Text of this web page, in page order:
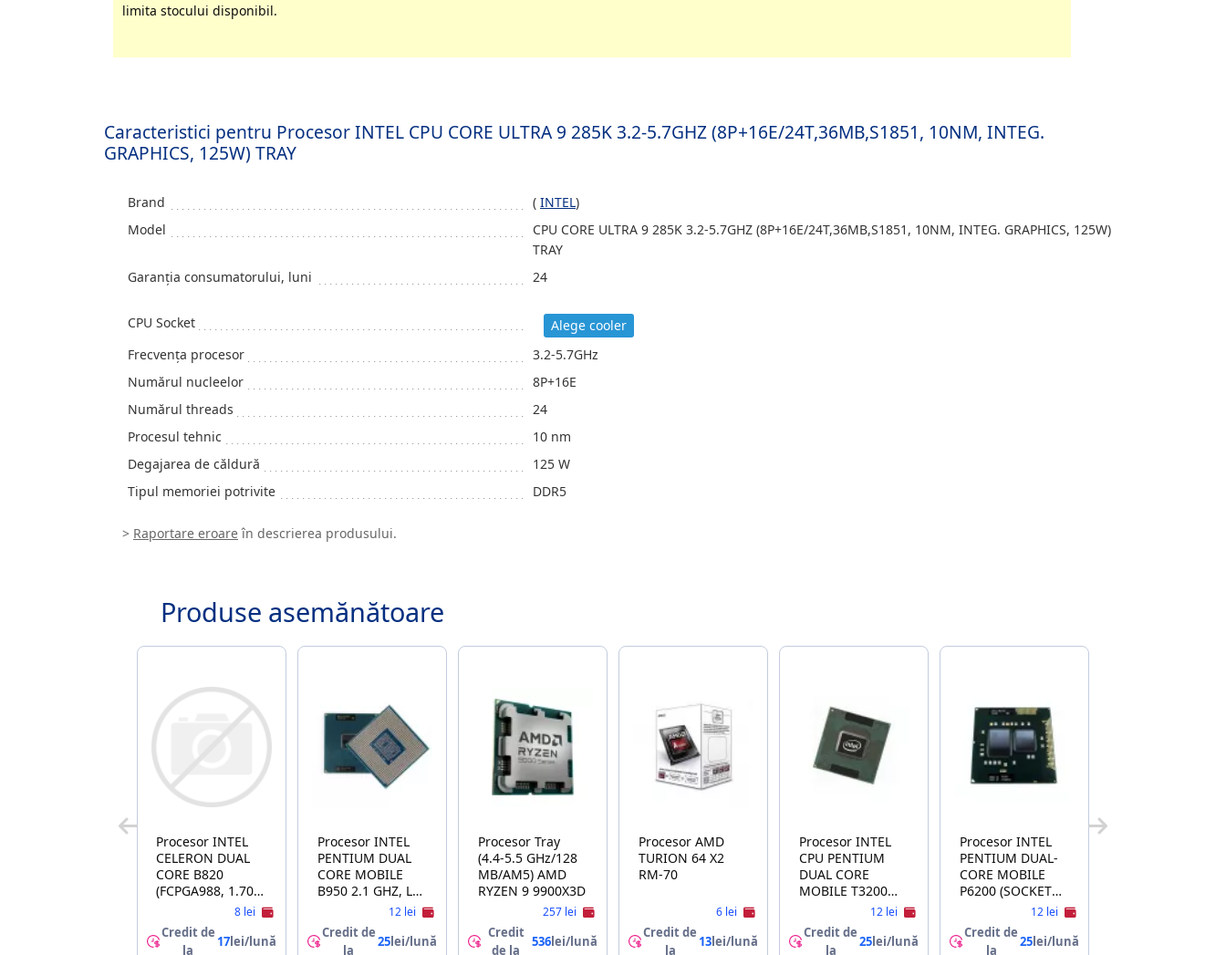
limita stocului disponibil.
Caracteristici pentru Procesor INTEL CPU CORE ULTRA 9 285K 3.2-5.7GHZ (8P+16E/24T,36MB,S1851, 10NM, INTEG.
GRAPHICS, 125W) TRAY
Brand ( INTEL)
Model
CPU CORE ULTRA 9 285K 3.2-5.7GHZ (8P+16E/24T,36MB,S1851, 10NM, INTEG. GRAPHICS, 125W)
TRAY
Garanția consumatorului, luni
24
CPU Socket
Alege cooler
Frecvenţa procesor
3.2-5.7GHz
Numărul nucleelor
8P+16E
Numărul threads
24
Procesul tehnic
10 nm
Degajarea de căldură
125 W
Tipul memoriei potrivite
DDR5
> Raportare eroareîn descrierea produsului.
Produse asemănătoare
Procesor INTEL
CELERON DUAL
CORE B820
(FCPGA988, 1.70
GHz, 2M, SR0HQ),
8 lei
Credit de
la
17lei/lună
Procesor INTEL
PENTIUM DUAL
CORE MOBILE
B950 2.1 GHZ, L3
CACHE 2 MB,
SR07T) TRAY
12 lei
Credit de
la
25lei/lună
Procesor Tray
(4.4-5.5 GHz/128
MB/AM5) AMD
RYZEN 9 9900X3D
257 lei
Credit
de la
536lei/lună
Procesor AMD
TURION 64 X2
RM-70
6 lei
Credit de
la
13lei/lună
Procesor INTEL
CPU PENTIUM
DUAL CORE
MOBILE T3200
(SOCKET P,
2000MHZ,
12 lei
Credit de
la
25lei/lună
Procesor INTEL
PENTIUM DUAL-
CORE MOBILE
P6200 (SOCKET
PGA988, 3M
CACHE, 2.13 GHZ
, SLBUA) FC-
12 lei
Credit de
la
25lei/lună